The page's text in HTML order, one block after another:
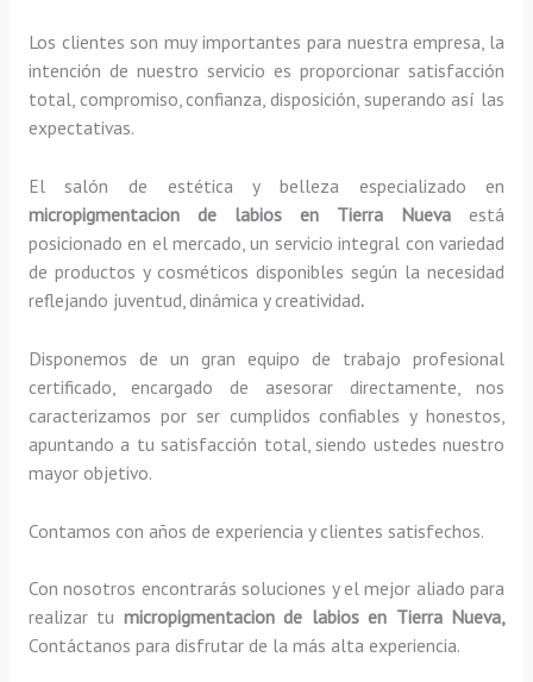
Los clientes son muy importantes para nuestra empresa, la
intención de nuestro servicio es proporcionar satisfacción
total, compromiso, confianza, disposición, superando así las
expectativas.
El salón de estética y belleza especializado en
micropigmentacion de labios en Tierra Nueva está
posicionado en el mercado, un servicio integral con variedad
de productos y cosméticos disponibles según la necesidad
reflejando juventud, dinámica y creatividad.
Disponemos de un gran equipo de trabajo profesional
certificado, encargado de asesorar directamente, nos
caracterizamos por ser cumplidos confiables y honestos,
apuntando a tu satisfacción total, siendo ustedes nuestro
mayor objetivo.
Contamos con años de experiencia y clientes satisfechos.
Con nosotros encontrarás soluciones y el mejor aliado para
realizar tu micropigmentacion de labios en Tierra Nueva,
Contáctanos para disfrutar de la más alta experiencia.